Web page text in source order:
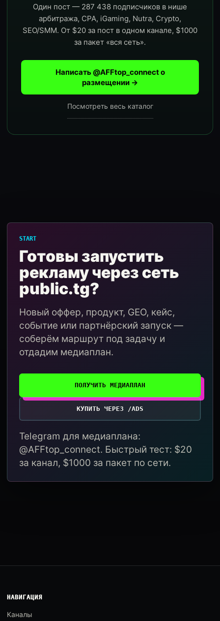
Один пост — 287 438 подписчиков в нише
арбитража, CPA, iGaming, Nutra, Crypto,
SEO/SMM. От $20 за пост в одном канале, $1000
за пакет «вся сеть».
Написать @AFFtop_connect о
размещении →
Посмотреть весь каталог
START
Готовы запустить
рекламу через сеть
public.tg?
Новый оффер, продукт, GEO, кейс,
событие или партнёрский запуск —
соберём маршрут под задачу и
отдадим медиаплан.
ПОЛУЧИТЬ МЕДИАПЛАН
КУПИТЬ ЧЕРЕЗ /ADS
Telegram для медиаплана:
@AFFtop_connect. Быстрый тест: $20
за канал, $1000 за пакет по сети.
НАВИГАЦИЯ
Каналы